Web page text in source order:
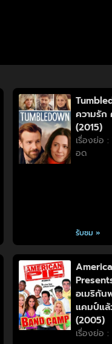
ความรัก
(2015)
เรื่องย่อ
อด
รับชม »
อเมริกัน
แคมป์แล้
(2005)
เรื่องย่อ